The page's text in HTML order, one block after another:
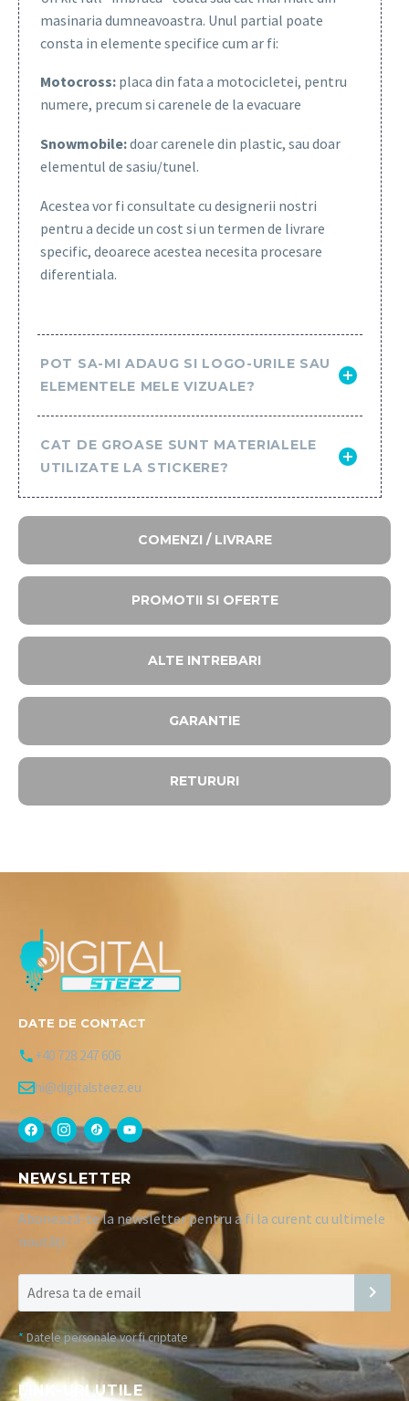
masinaria dumneavoastra. Unul partial poate
consta in elemente specifice cum ar fi:
Motocross: placa din fata a motocicletei, pentru
numere, precum si carenele de la evacuare
Snowmobile:doar carenele din plastic, sau doar
elementul de sasiu/tunel.
Acestea vor fi consultate cu designerii nostri
pentru a decide un cost si un termen de livrare
specific, deoarece acestea necesita procesare
diferentiala.
POT SA-MI ADAUG SI LOGO-URILE SAU
ELEMENTELE MELE VIZUALE?
CAT DE GROASE SUNT MATERIALELE
UTILIZATE LA STICKERE?
COMENZI / LIVRARE
PROMOTII SI OFERTE​
ALTE INTREBARI​
GARANTIE
RETURURI
DATE DE CONTACT
+40 728 247 606
hi@digitalsteez.eu
NEWSLETTER
Abonează-te la newsletter pentru a fi la curent cu ultimele
noutăți:
* Datele personale vor fi criptate
LINK-URI UTILE